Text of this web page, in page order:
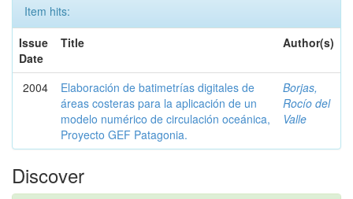
Item hits:
Issue
Date
Title Author(s)
2004
Elaboración de batimetrías digitales de
áreas costeras para la aplicación de un
modelo numérico de circulación oceánica,
Proyecto GEF Patagonia.
Borjas,
Rocío del
Valle
Discover